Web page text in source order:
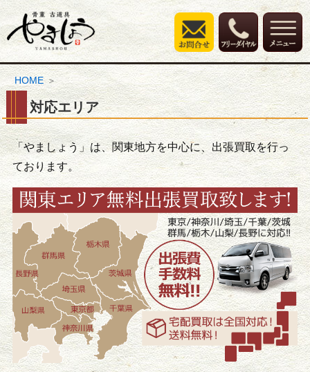
HOME
対応エリア
「やましょう」は、関東地方を中心に、出張買取を行っ
ております。